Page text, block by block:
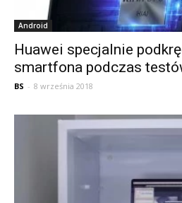
Android
Huawei specjalnie
smartfona podczas
BS - 8 września 2018